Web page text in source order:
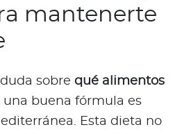
mantenerte
sobre qué alimentos
una buena fórmula es
Esta dieta no